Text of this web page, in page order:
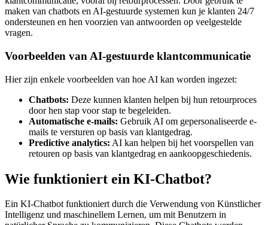
maken van chatbots en AI-gestuurde systemen kun je klanten 24/7
ondersteunen en hen voorzien van antwoorden op veelgestelde
vragen.
Voorbeelden van AI-gestuurde klantcommunicatie
Hier zijn enkele voorbeelden van hoe AI kan worden ingezet:
Chatbots: Deze kunnen klanten helpen bij hun retourproces
door hen stap voor stap te begeleiden.
Automatische e-mails: Gebruik AI om gepersonaliseerde e-
mails te versturen op basis van klantgedrag.
Predictive analytics: AI kan helpen bij het voorspellen van
retouren op basis van klantgedrag en aankoopgeschiedenis.
Wie funktioniert ein KI-Chatbot?
Ein KI-Chatbot funktioniert durch die Verwendung von Künstlicher
Intelligenz und maschinellem Lernen, um mit Benutzern in